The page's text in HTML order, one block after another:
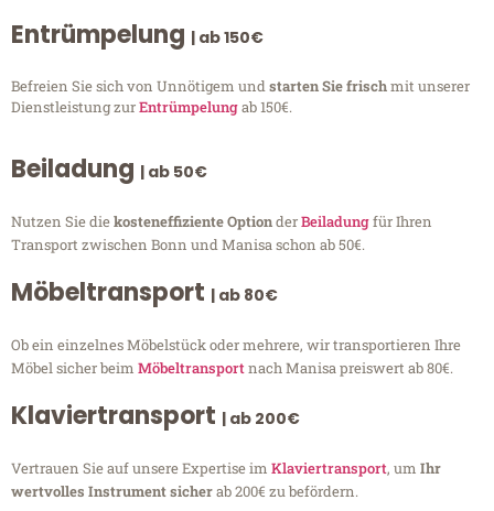
Entrümpelung | ab 150€
Befreien Sie sich von Unnötigem undstarten Sie frischmit unserer
Dienstleistung zurEntrümpelungab 150€.
Beiladung | ab 50€
Nutzen Sie diekosteneffiziente OptionderBeiladungfür Ihren
Transport zwischen Bonn und Manisa schon ab 50€.
Möbeltransport | ab 80€
Ob ein einzelnes Möbelstück oder mehrere, wir transportieren Ihre
Möbel sicher beim Möbeltransportnach Manisa preiswert ab 80€.
Klaviertransport | ab 200€
Vertrauen Sie auf unsere Expertise im Klaviertransport, um Ihr
wertvolles Instrument sicherab 200€ zu befördern.